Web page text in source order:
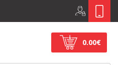
0.00€